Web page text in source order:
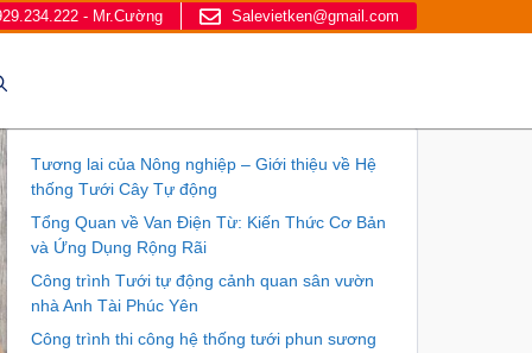
- Mr.Cường Salevietken@gmail.com
Tương lai của Nông nghiệp – Giới thiệu về Hệ
thống Tưới Cây Tự động
Tổng Quan về Van Điện Từ: Kiến Thức Cơ Bản
và Ứng Dụng Rộng Rãi
Công trình Tưới tự động cảnh quan sân vườn
nhà Anh Tài Phúc Yên
Công trình thi công hệ thống tưới phun sương